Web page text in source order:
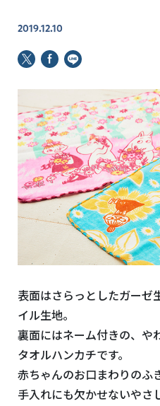
2019.12.10
表面はさらっとしたガーゼ
イル生地。
裏面にはネーム付きの、や
タオルハンカチです。
赤ちゃんのお口まわりのふ
手入れにも欠かせないやさ